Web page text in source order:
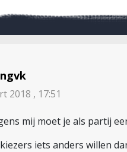
2018 , 17:51
mij moet je als partij
kiezers iets anders willen